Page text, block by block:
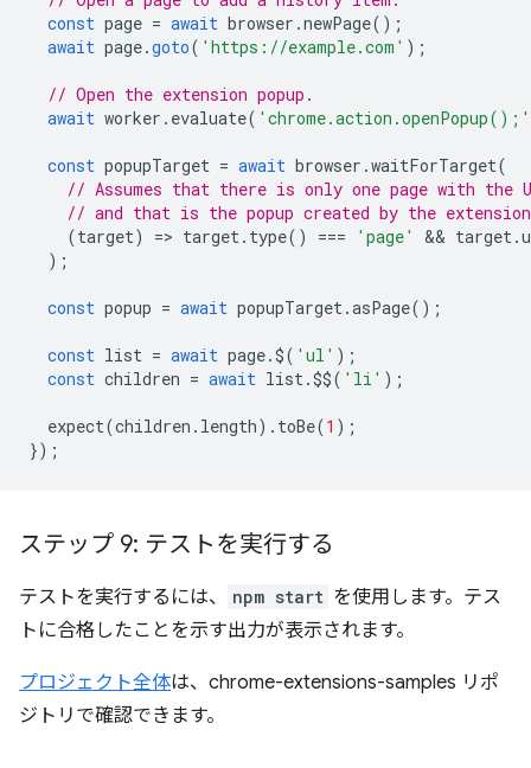
const page = await browser .newPage();
await page.goto( 'https://example.com' );
// Open the extension popup.
await worker . evaluate( 'chrome.action.openPopup();'
const popupTarget = await browser .waitForTarget(
// Assumes that there is only one page with the
// and that is the popup created by the
(target) => target. type() === 'page' && target.
);
const popup = await popupTarget.asPage();
const list = await page.$( 'ul' );
const children = await list.$$( 'li' );
expect(children . length). toBe(1 );
});
ステップ 9: テストを実行する
テストを実行するには、 npm start を使用します。テス
トに合格したことを示す出力が表示されます。
プロジェクト全体は、chrome-extensions-samples リポ
ジトリで確認できます。